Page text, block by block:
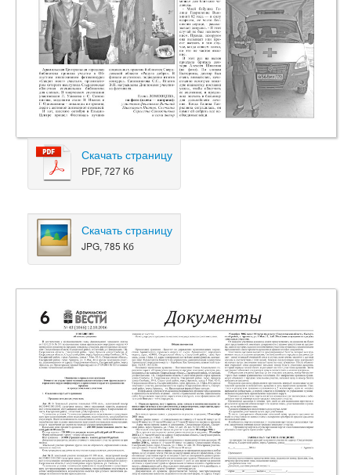
Скачать страницу
PDF, 727 Кб
Скачать страницу
JPG, 785 Кб